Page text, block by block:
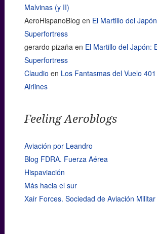
Malvinas (y II)
AeroHispanoBlog en El Martillo del
Superfortress
gerardo pizañaen El Martillo del Japón:
Superfortress
Claudio en Los Fantasmas del Vuelo
Airlines
Feeling Aeroblogs
Aviación por Leandro
Blog FDRA. Fuerza Aérea
Hispaviación
Más hacia el sur
Xair Forces. Sociedad de Aviación Militar